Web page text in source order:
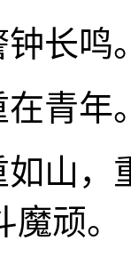
长鸣
青年
，
顽。